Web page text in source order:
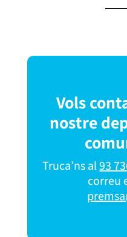
Vols
nostre
Truca’ns al93
correu